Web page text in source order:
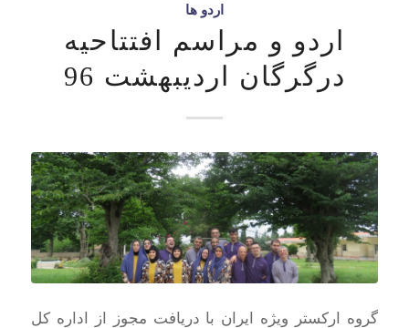
اردو ها
اردو و مراسم افتتاحیه
درگرگان اردیبهشت 96
گروه ارکستر ویژه ایران با دریافت مجوز از اداره کل